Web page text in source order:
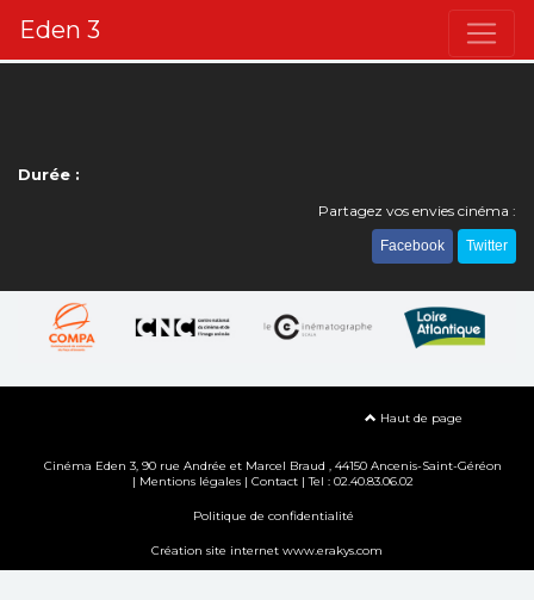
Eden 3
Durée :
Partagez vos envies cinéma :
Facebook Twitter
Haut de page
Cinéma Eden 3, 90 rue Andrée et Marcel Braud , 44150 Ancenis-Saint-Géréon
| Mentions légales | Contact | Tel : 02.40.83.06.02
Politique de confidentialité
Création site internet www.erakys.com